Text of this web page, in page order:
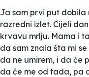
Ja sam prvi put dobila
razredni izlet. Cijeli
krvavu mrlju. Mama i
da sam znala šta mi
da ne umirem, i da će
da će me od tada, pa